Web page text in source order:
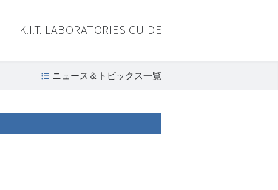
K.I.T. LABORATORIES GUIDE
ニュース＆トピックス一覧